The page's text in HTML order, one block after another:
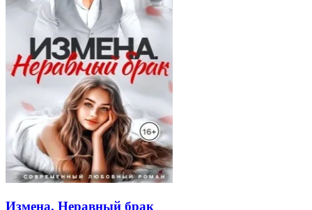
Измена. Неравный брак